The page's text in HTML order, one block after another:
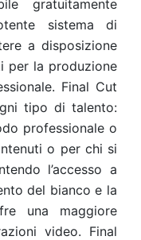
gratuitamente
sistema di
a disposizione
per la produzione
Final Cut
tipo di talento:
professionale o
o per chi si
l’accesso a
del bianco e la
una maggiore
video. Final